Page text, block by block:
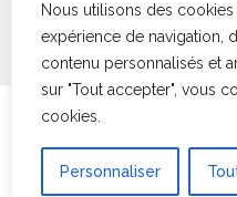
Nous utilisons des
expérience de navigation,
contenu personnalisés et
sur "Tout accepter", vous
cookies.
Personnaliser
Moyenne
Statorials
Conditions d’Utilisation•